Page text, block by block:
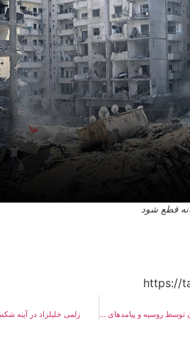
قطع شود
شکستن سکوتِ دیپلماتیک؛ شناسایی حکومت طالبان توسط روسیه و پیامدهای آن زلمی خلیلزاد در آینه